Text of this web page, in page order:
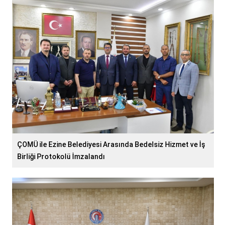
ÇOMÜ ile Ezine Belediyesi Arasında Bedelsiz Hizmet ve İş
Birliği Protokolü İmzalandı